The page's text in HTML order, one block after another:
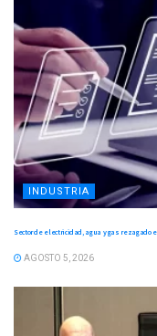
INDUSTRIA
Sector de electricidad, agua y gas rezagado
AGOSTO 5, 2026